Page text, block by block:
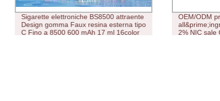
Sigarette elettroniche BS8500 attraente
Design gomma Faux resina esterna tipo
C Fino a 8500 600 mAh 17 ml 16color
OEM/ODM
2% NIC sale